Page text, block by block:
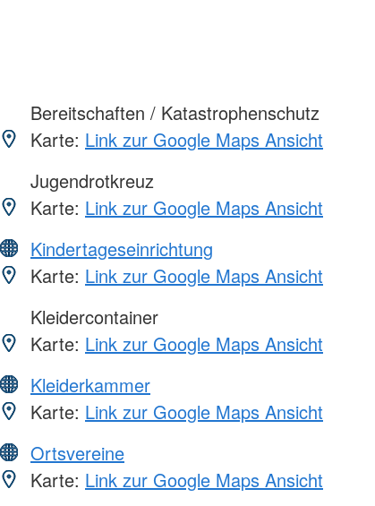
Bereitschaften / Katastrophenschutz
Karte: Link zur Google Maps Ansicht
Jugendrotkreuz
Karte: Link zur Google Maps Ansicht
Kindertageseinrichtung
Karte: Link zur Google Maps Ansicht
Kleidercontainer
Karte: Link zur Google Maps Ansicht
Kleiderkammer
Karte: Link zur Google Maps Ansicht
Ortsvereine
Karte: Link zur Google Maps Ansicht